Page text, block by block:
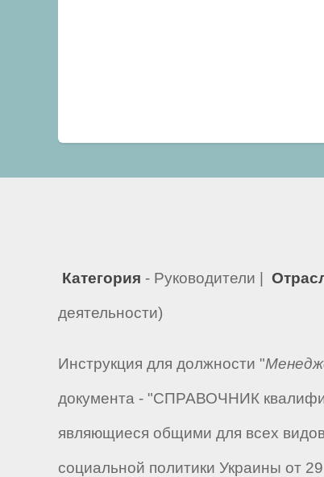
Категория - Руководители |
деятельности)
Инструкция для должности "
документа - "СПРАВОЧНИК
являющиеся общими для всех
социальной политики Украины от